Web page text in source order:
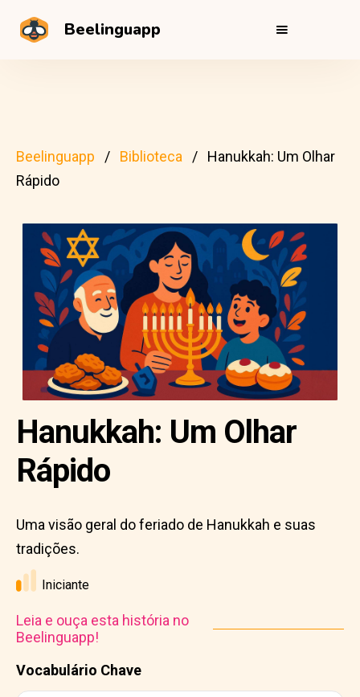
Beelinguapp
Beelinguapp Biblioteca
Hanukkah: Um Olhar
Rápido
Vocabulário Chave
Hanukkah: Um Olhar
Rápido
Uma visão geral do feriado de Hanukkah e suas
tradições.
Iniciante
Leia e ouça esta história no
Beelinguapp!